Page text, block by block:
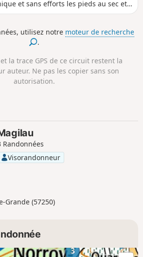
et sans efforts les pieds au sec et
ce village proche de Metz .
utilisez notre moteur de recherche
.
la trace GPS de ce circuit restent la
auteur. Ne pas les copier sans son
autorisation.
Randonnées
Visorandonneur
Grande (57250)
3